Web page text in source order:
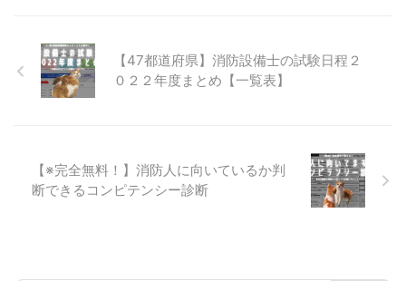
【47都道府県】消防設備士の試験日程２
０２２年度まとめ【一覧表】
【※完全無料！】消防人に向いているか判
断できるコンピテンシー診断